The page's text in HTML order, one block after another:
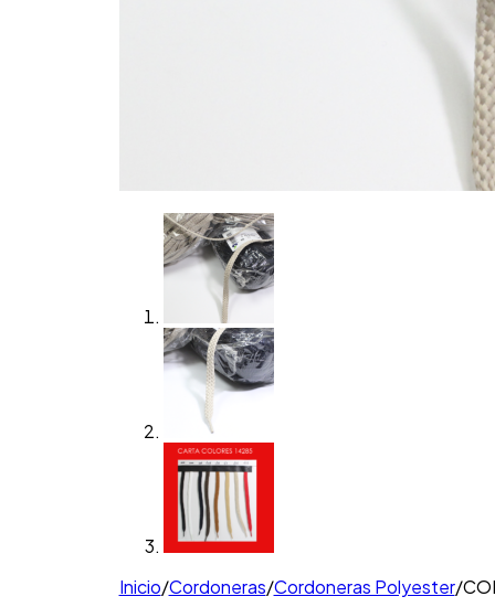
Inicio/Cordoneras/Cordoneras Polyester/